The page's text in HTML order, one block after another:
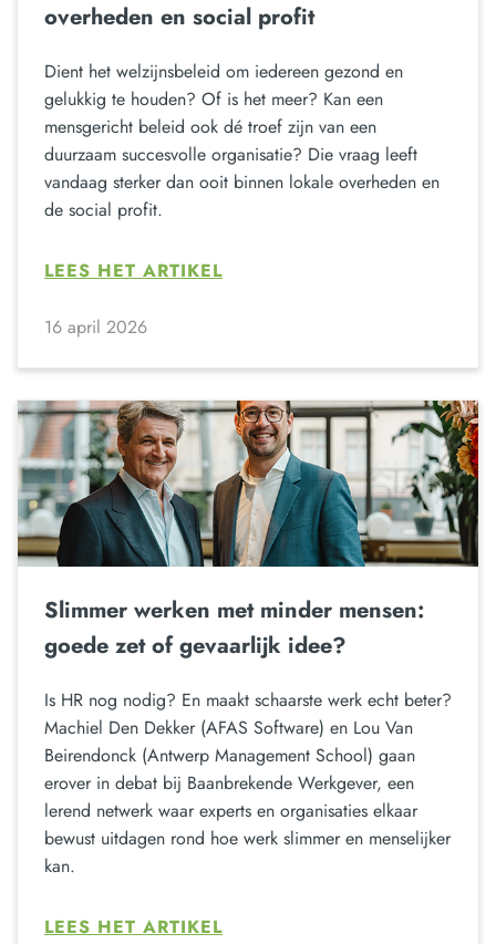
overheden en social profit
Dient het welzijnsbeleid om iedereen gezond en
gelukkig te houden? Of is het meer? Kan een
mensgericht beleid ook dé troef zijn van een
duurzaam succesvolle organisatie? Die vraag leeft
vandaag sterker dan ooit binnen lokale overheden en
de social profit.
LEES HET ARTIKEL
16 april 2026
Slimmer werken met minder mensen:
goede zet of gevaarlijk idee?
Is HR nog nodig? En maakt schaarste werk echt beter?
Machiel Den Dekker (AFAS Software) en Lou Van
Beirendonck (Antwerp Management School) gaan
erover in debat bij Baanbrekende Werkgever, een
lerend netwerk waar experts en organisaties elkaar
bewust uitdagen rond hoe werk slimmer en menselijker
kan.
LEES HET ARTIKEL